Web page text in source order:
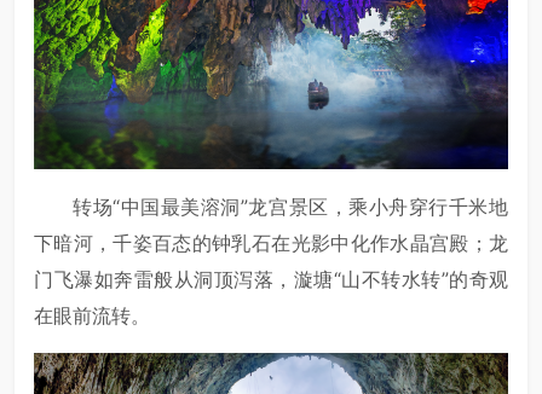
转场“中国最美溶洞”龙宫景区，乘小舟穿行千米地
下暗河，千姿百态的钟乳石在光影中化作水晶宫殿；龙
门飞瀑如奔雷般从洞顶泻落，漩塘“山不转水转”的奇观
在眼前流转。